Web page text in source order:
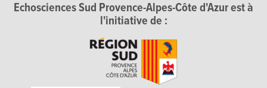
Echosciences Sud Provence-Alpes-Côte d'Azur est à
l'initiative de :